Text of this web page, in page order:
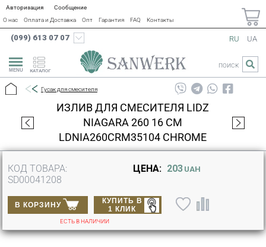
Авторизация
Сообщение
О нас
Оплата и Доставка Опт Гарантия FAQ Контакты
(099) 613 07 07
КАТАЛОГ
RU UA
ПОИСК
Гусак для смесителя
ИЗЛИВ ДЛЯ СМЕСИТЕЛЯ LIDZ
NIAGARA 260 16 СМ
LDNIA260CRM35104 CHROME
КОД ТОВАРА:
SD00041208
ЦЕНА: 203 UAH
В КОРЗИНУ
КУПИТЬ В
1 КЛИК
ЕСТЬ В НАЛИЧИИ